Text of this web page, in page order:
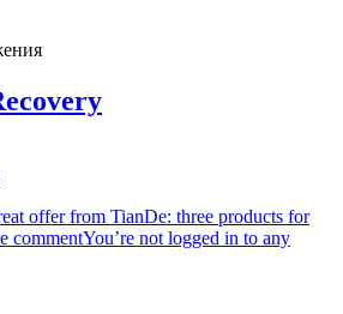
offer from TianDe: three products for
commentYou’re not logged in to any